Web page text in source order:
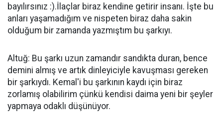
bayılırsınız :).İlaçlar biraz kendine getirir insanı. İşte bu
anları yaşamadığım ve nispeten biraz daha sakin
olduğum bir zamanda yazmıştım bu şarkıyı.
Altuğ: Bu şarkı uzun zamandır sandıkta duran, bence
demini almış ve artık dinleyiciyle kavuşması gereken
bir şarkıydı. Kemal'i bu şarkının kaydı için biraz
zorlamış olabilirim çünkü kendisi daima yeni bir şeyler
yapmaya odaklı düşünüyor.